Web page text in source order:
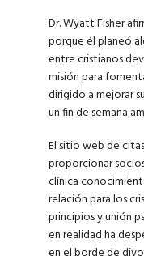
Dr. Wyatt Fisher
porque él planeó
entre cristianos
misión para
dirigido a mejorar
un fin de semana
El sitio web de
proporcionar
clínica
relación para los
principios y unión
en realidad ha
en el borde de